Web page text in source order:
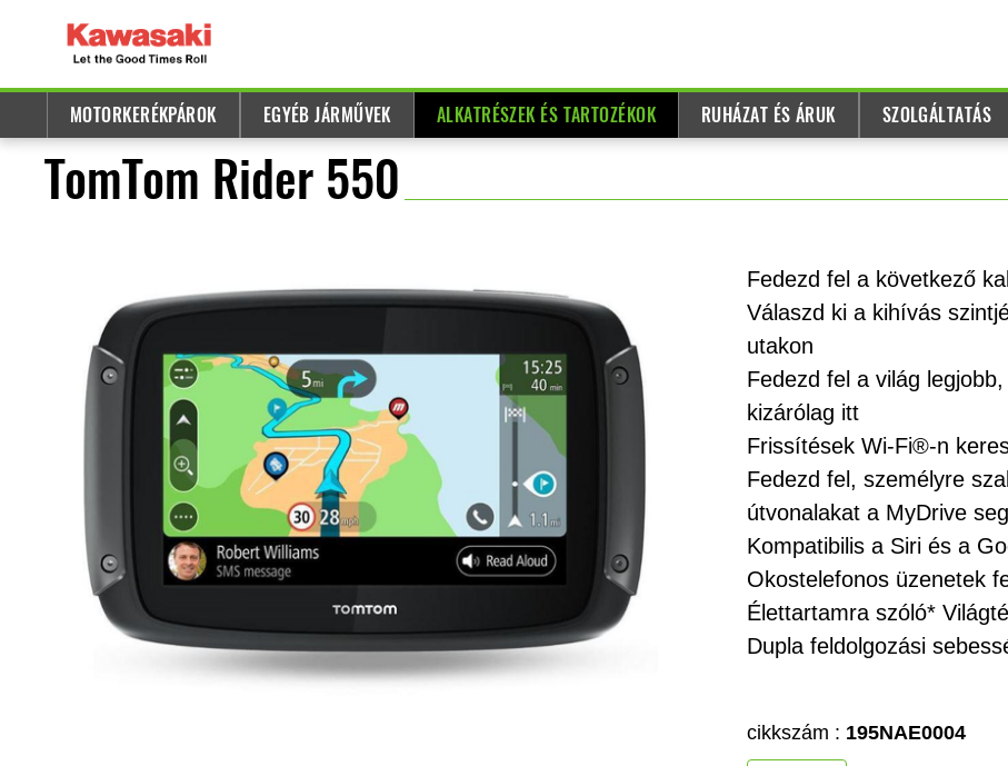
MOTORKERÉKPÁROK EGYÉB JÁRMŰVEK ALKATRÉSZEK ÉS TARTOZÉKOK RUHÁZAT ÉS ÁRUK SZOLGÁLTATÁS
TomTom Rider 550
Fedezd fel a következő
Válaszd ki a kihívás
utakon
Fedezd fel a világ
kizárólag itt
Frissítések Wi-Fi®-n
Fedezd fel, személyre
útvonalakat a MyDrive
Kompatibilis a Siri és a
Okostelefonos üzenetek
Élettartamra szóló*
Dupla feldolgozási
cikkszám : 195NAE0004